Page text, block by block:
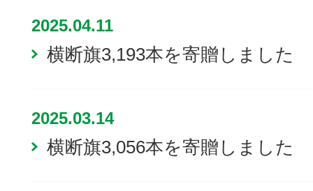
2025.04.11
横断旗3,193本を寄贈しました
2025.03.14
横断旗3,056本を寄贈しました